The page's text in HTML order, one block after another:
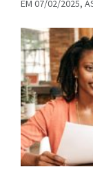
EM 07/02/2025,